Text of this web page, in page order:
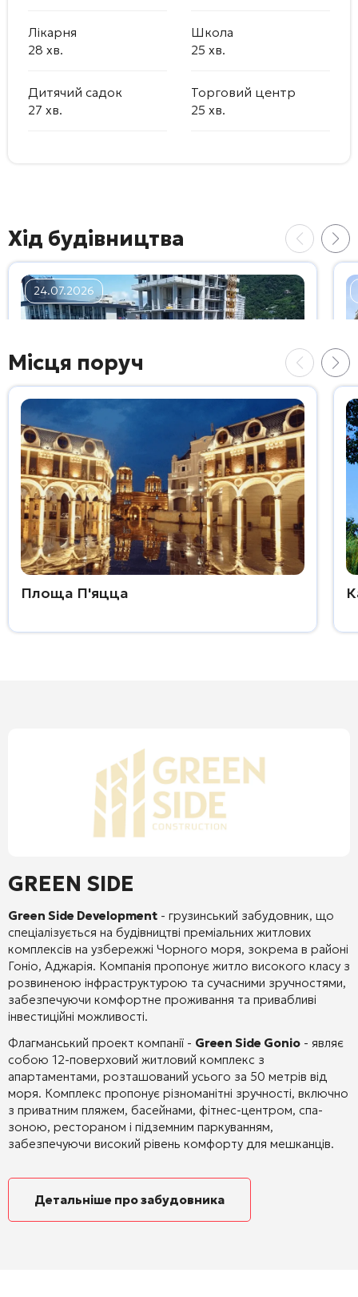
Лікарня
28 хв.
Школа
25 хв.
Дитячий садок
27 хв.
Торговий центр
25 хв.
Хід будівництва
24.07.2026
Місця поруч
Площа П'яцца
GREEN SIDE
Green Side Development - грузинський забудовник, що
спеціалізується на будівництві преміальних житлових
комплексів на узбережжі Чорного моря, зокрема в районі
Гоніо, Аджарія. Компанія пропонує житло високого класу з
розвиненою інфраструктурою та сучасними зручностями,
забезпечуючи комфортне проживання та привабливі
інвестиційні можливості.
Флагманський проект компанії - Green Side Gonio - являє
собою 12-поверховий житловий комплекс з
апартаментами, розташований усього за 50 метрів від
моря. Комплекс пропонує різноманітні зручності, включно
з приватним пляжем, басейнами, фітнес-центром, спа-
зоною, рестораном і підземним паркуванням,
забезпечуючи високий рівень комфорту для мешканців.
Детальніше про забудовника